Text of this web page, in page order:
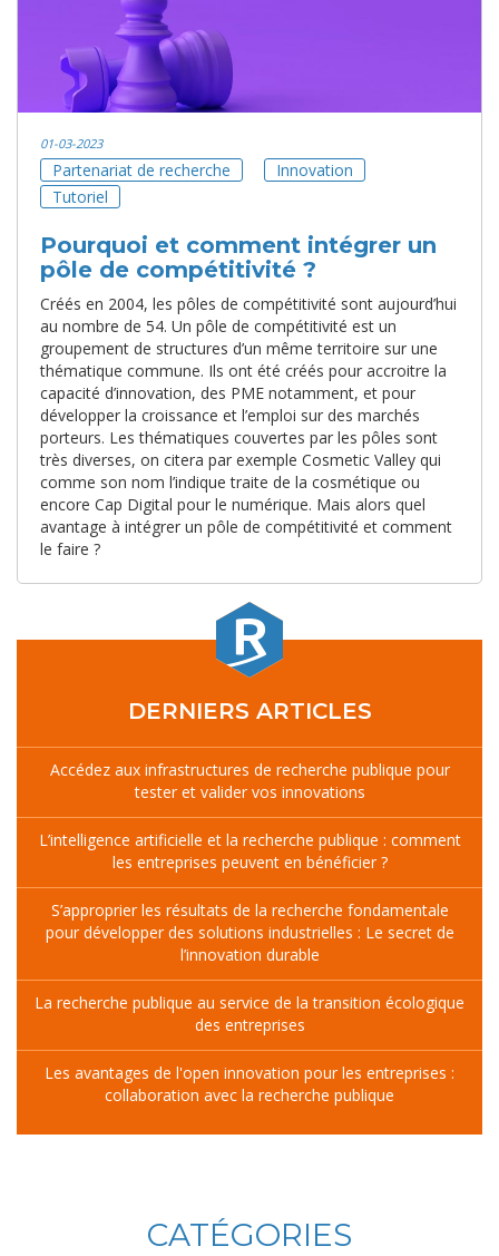
01-03-2023
Partenariat de recherche
Innovation
Tutoriel
Pourquoi et comment intégrer un
pôle de compétitivité ?
Créés en 2004, les pôles de compétitivité sont aujourd’hui
au nombre de 54. Un pôle de compétitivité est un
groupement de structures d’un même territoire sur une
thématique commune. Ils ont été créés pour accroitre la
capacité d’innovation, des PME notamment, et pour
développer la croissance et l’emploi sur des marchés
porteurs. Les thématiques couvertes par les pôles sont
très diverses, on citera par exemple Cosmetic Valley qui
comme son nom l’indique traite de la cosmétique ou
encore Cap Digital pour le numérique. Mais alors quel
avantage à intégrer un pôle de compétitivité et comment
le faire ?
DERNIERS ARTICLES
Accédez aux infrastructures de recherche publique pour
tester et valider vos innovations
L’intelligence artificielle et la recherche publique : comment
les entreprises peuvent en bénéficier ?
S’approprier les résultats de la recherche fondamentale
pour développer des solutions industrielles : Le secret de
l’innovation durable
La recherche publique au service de la transition écologique
des entreprises
Les avantages de l'open innovation pour les entreprises :
collaboration avec la recherche publique
CATÉGORIES